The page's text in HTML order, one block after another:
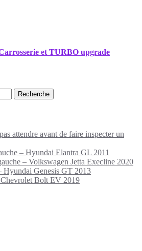
et TURBO upgrade
attendre avant de faire inspecter un
– Hyundai Elantra GL 2011
– Volkswagen Jetta Execline 2020
Hyundai Genesis GT 2013
Bolt EV 2019